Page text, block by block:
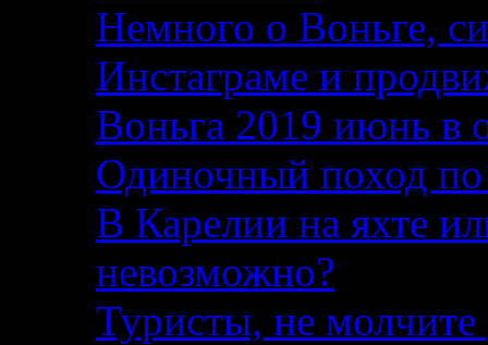
Немного о Воньге,
Инстаграме и
Воньга 2019 июнь в
Одиночный поход
В Карелии на яхте
невозможно?
Туристы, не